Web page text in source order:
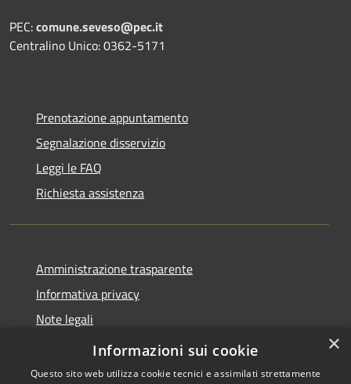
PEC:comune.seveso@pec.it
Centralino Unico: 0362-5171
Prenotazione appuntamento
Segnalazione disservizio
Leggi le FAQ
Richiesta assistenza
Amministrazione trasparente
Informativa privacy
Note legali
Dichiarazione di accessibilità
×
Informazioni sui cookie
Questo sito web utilizza cookie tecnici e assimilati strettamente